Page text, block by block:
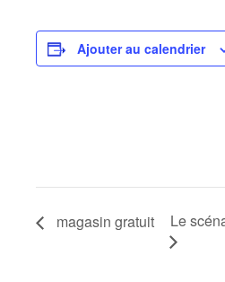
Ajouter au calendrier
magasin gratuit Le